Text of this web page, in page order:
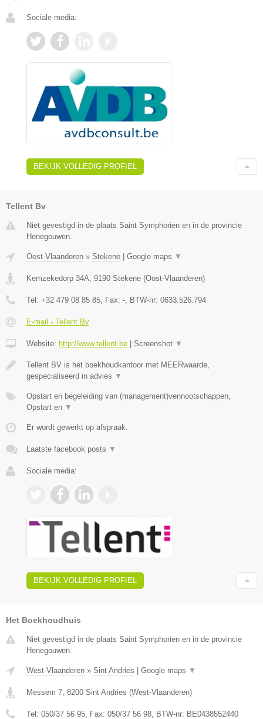
Sociale media:
BEKIJK VOLLEDIG PROFIEL
Tellent Bv
Niet gevestigd in de plaats Saint Symphorien en in de provincie
Henegouwen.
Oost-Vlaanderen » Stekene | Google maps ▼
Kemzekedorp 34A 9190 Stekene (Oost-Vlaanderen)
Tel: +32 479 08 85 85 , Fax: - , BTW-nr: 0633.526.794
E-mail › Tellent Bv
Website: http://www.tellent.be | Screenshot ▼
Tellent BV is het boekhoudkantoor met MEERwaarde,
gespecialiseerd in advies ▼
Opstart en begeleiding van (management)vennootschappen,
Opstart en ▼
Er wordt gewerkt op afspraak.
Laatste facebook posts ▼
Sociale media:
BEKIJK VOLLEDIG PROFIEL
Het Boekhoudhuis
Niet gevestigd in de plaats Saint Symphorien en in de provincie
Henegouwen.
West-Vlaanderen » Sint Andries Google maps ▼
Messem 7 8200 Sint Andries (West-Vlaanderen)
Tel: 050/37 56 95 , Fax: 050/37 56 98 , BTW-nr: BE0438552440